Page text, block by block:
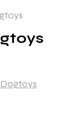
Dogtoys